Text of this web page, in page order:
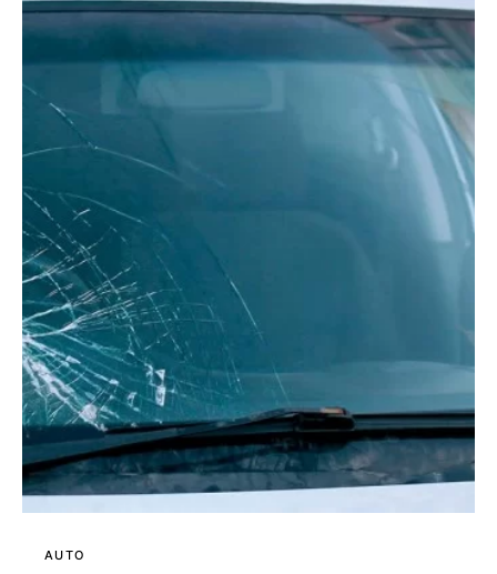
AUTO